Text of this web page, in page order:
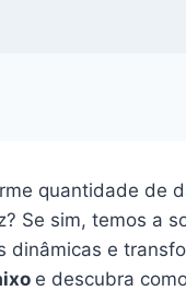
quantidade de
Se sim, temos a
dinâmicas e
e descubra